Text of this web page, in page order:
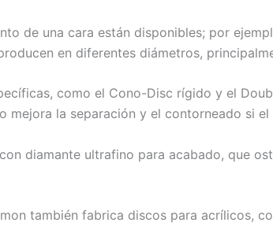
de una cara están disponibles; por
en diferentes diámetros,
como el Cono-Disc rígido y el
la separación y el contorneado si
diamante ultrafino para acabado, que
también fabrica discos para acrílicos,